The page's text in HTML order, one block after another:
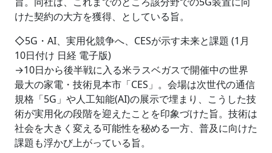
けた契約の大方を獲得、としている旨。
◇5G・AI、実用化競争へ、CESが示す未来と課題 (1月
10日付け 日経 電子版)
→10日から後半戦に入る米ラスベガスで開催中の世界
最大の家電・技術見本市「CES」。会場は次世代の通信
規格「5G」や人工知能(AI)の展示で埋まり、こうした技
術が実用化の段階を迎えたことを印象づけた旨。技術は
社会を大きく変える可能性を秘める一方、普及に向けた
課題も浮かび上がっている旨。